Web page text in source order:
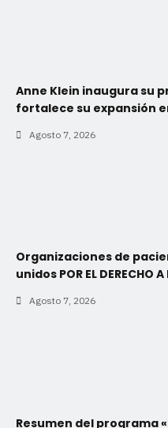
Anne Klein inaugura su
fortalece su expansión
Agosto 7, 2026
Organizaciones de
unidos POR EL DERECHO A
Agosto 7, 2026
Resumen del programa